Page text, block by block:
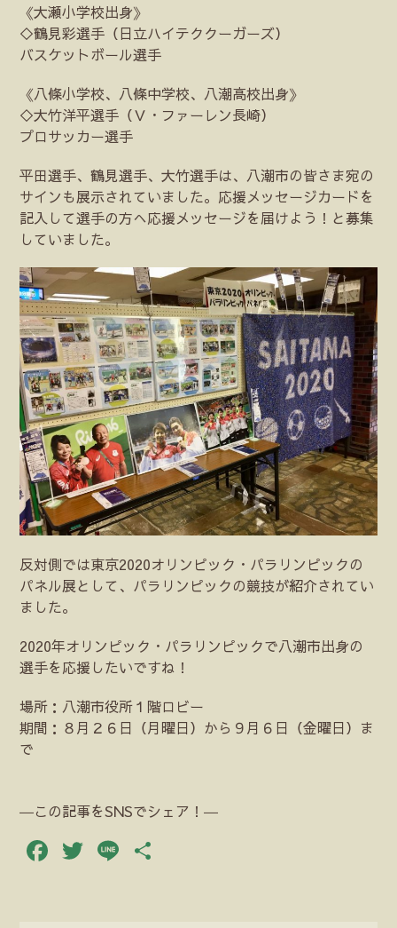
《大瀬小学校出身》
◇鶴見彩選手（日立ハイテククーガーズ）
バスケットボール選手
《八條小学校、八條中学校、八潮高校出身》
◇大竹洋平選手（Ｖ・ファーレン長崎）
プロサッカー選手
平田選手、鶴見選手、大竹選手は、八潮市の皆さま宛の
サインも展示されていました。応援メッセージカードを
記入して選手の方へ応援メッセージを届けよう！と募集
していました。
反対側では東京2020オリンピック・パラリンピックの
パネル展として、パラリンピックの競技が紹介されてい
ました。
2020年オリンピック・パラリンピックで八潮市出身の
選手を応援したいですね！
場所：八潮市役所１階ロビー
期間：８月２６日（月曜日）から９月６日（金曜日）ま
で
―この記事をSNSでシェア！―
Facebook
Twitter
Line